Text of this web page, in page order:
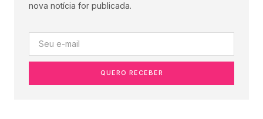
nova notícia for publicada.
QUERO RECEBER